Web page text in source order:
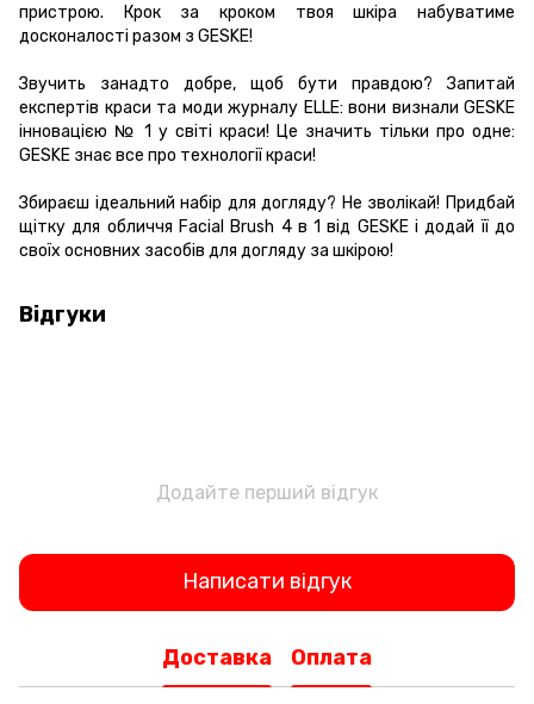
пристрою. Крок за кроком твоя шкіра набуватиме
досконалості разом з GESKE!
Звучить занадто добре, щоб бути правдою? Запитай
експертів краси та моди журналу ELLE: вони визнали GESKE
інновацією № 1 у світі краси! Це значить тільки про одне:
GESKE знає все про технології краси!
Збираєш ідеальний набір для догляду? Не зволікай! Придбай
щітку для обличчя Facial Brush 4 в 1 від GESKE і додай її до
своїх основних засобів для догляду за шкірою!
Відгуки
Додайте перший відгук
Написати відгук
Доставка Оплата